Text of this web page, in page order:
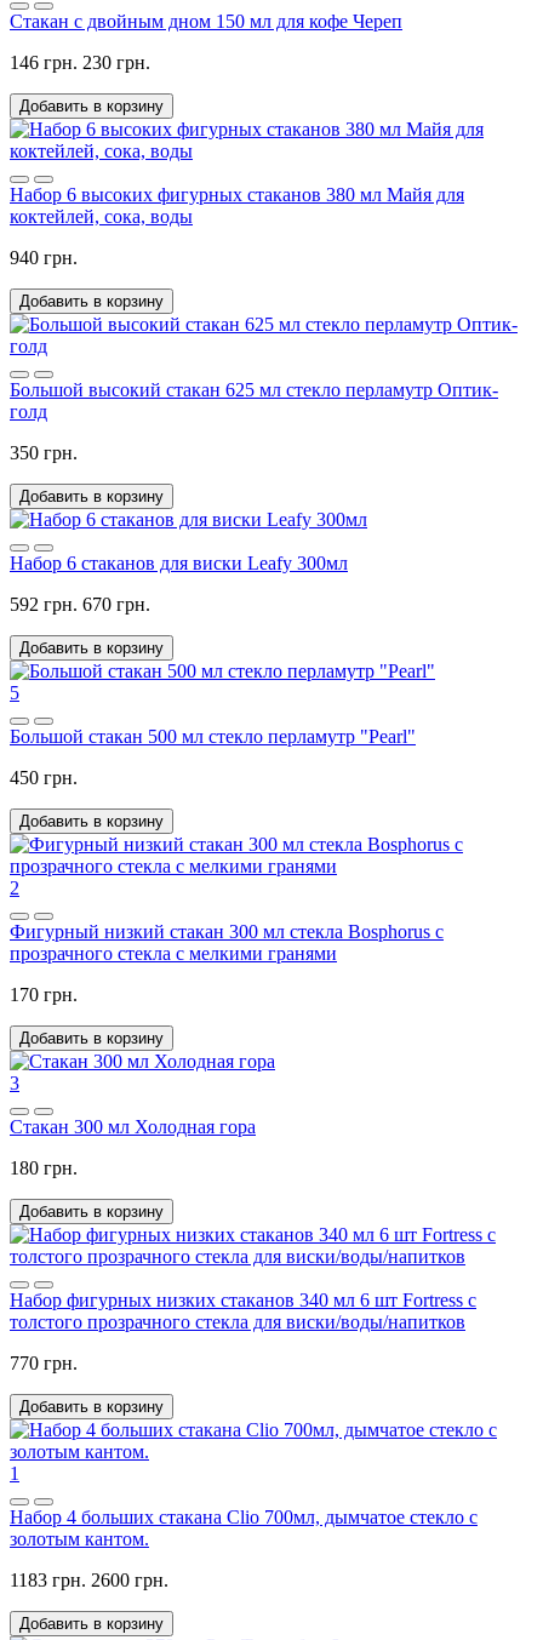
Стакан с двойным дном 150 мл для кофе Череп
146 грн. 230 грн.
Добавить в корзину
Набор 6 высоких фигурных стаканов 380 мл Майя для
коктейлей, сока, воды
940 грн.
Добавить в корзину
Большой высокий стакан 625 мл стекло перламутр Оптик-
голд
350 грн.
Добавить в корзину
Набор 6 стаканов для виски Leafy 300мл
592 грн. 670 грн.
Добавить в корзину
5
Большой стакан 500 мл стекло перламутр "Pearl"
450 грн.
Добавить в корзину
2
Фигурный низкий стакан 300 мл стекла Bosphorus с
прозрачного стекла с мелкими гранями
170 грн.
Добавить в корзину
3
Стакан 300 мл Холодная гора
180 грн.
Добавить в корзину
Набор фигурных низких стаканов 340 мл 6 шт Fortress с
толстого прозрачного стекла для виски/воды/напитков
770 грн.
Добавить в корзину
1
Набор 4 больших стакана Clio 700мл, дымчатое стекло с
золотым кантом.
1183 грн. 2600 грн.
Добавить в корзину